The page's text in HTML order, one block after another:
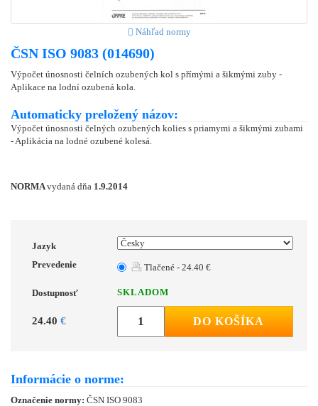
Náhľad normy
ČSN ISO 9083 (014690)
Výpočet únosnosti čelních ozubených kol s přímými a šikmými zuby -
Aplikace na lodní ozubená kola.
Automaticky preložený názov:
Výpočet únosnosti čelných ozubených kolies s priamymi a šikmými zubami
- Aplikácia na lodné ozubené kolesá.
NORMAvydaná dňa 1.9.2014
Jazyk
Prevedenie
Tlačené - 24.40 €
Dostupnosť SKLADOM
24.40 € DO KOŠÍKA
Informácie o norme:
Označenie normy: ČSN ISO 9083